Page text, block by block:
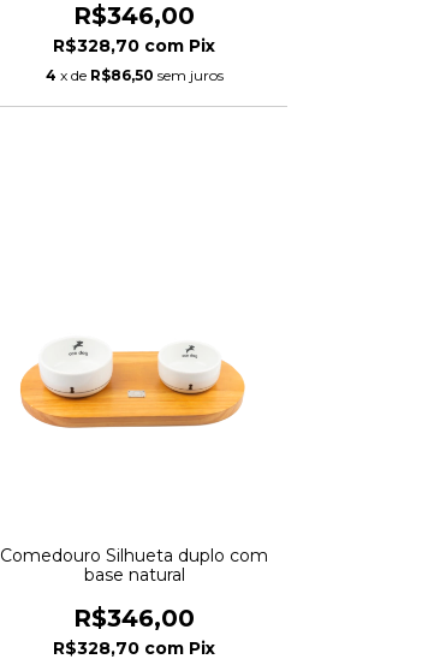
R$346,00
R$328,70 com Pix
4 x de R$86,50 sem juros
Comedouro Silhueta duplo com
base natural
R$346,00
R$328,70 com Pix